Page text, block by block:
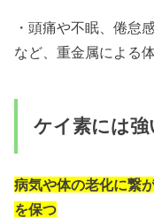
・頭痛や不眠、倦怠
など、重金属による
ケイ素には強
病気や体の老化に繋
を保つ